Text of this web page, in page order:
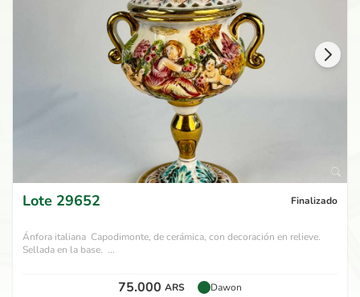
Lote 29652 Finalizado
Ánfora italiana Capodimonte, de cerámica, con decoración en relieve.
Sellada en la base. ...
75.000 ARS Dawon